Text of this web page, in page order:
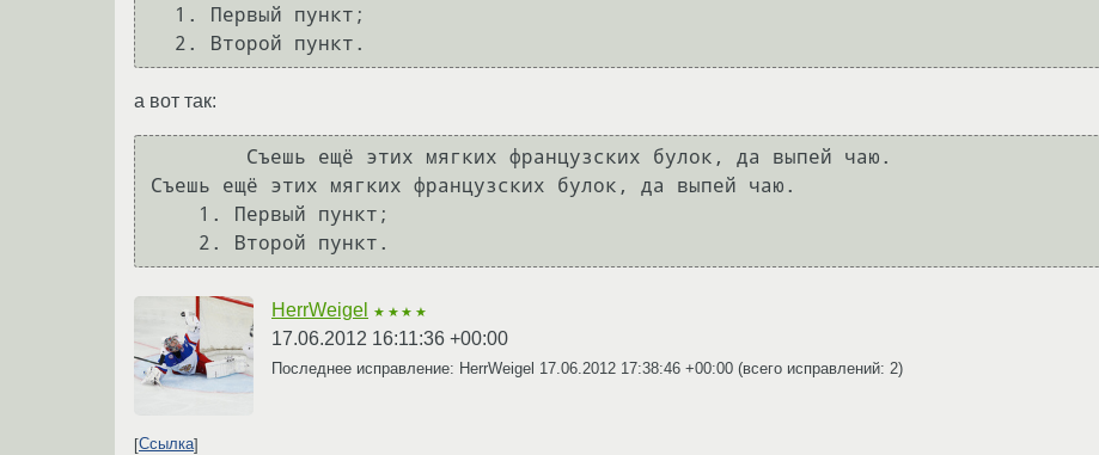
  2. Второй пункт.
а вот так:
Съешь ещё этих мягких французских булок, да выпей чаю.
    2. Второй пункт.
HerrWeigel ★★★★
17.06.2012 16:11:36 +00:00
Последнее исправление: HerrWeigel 17.06.2012 17:38:46 +00:00 (всего исправлений: 2)
Ссылка